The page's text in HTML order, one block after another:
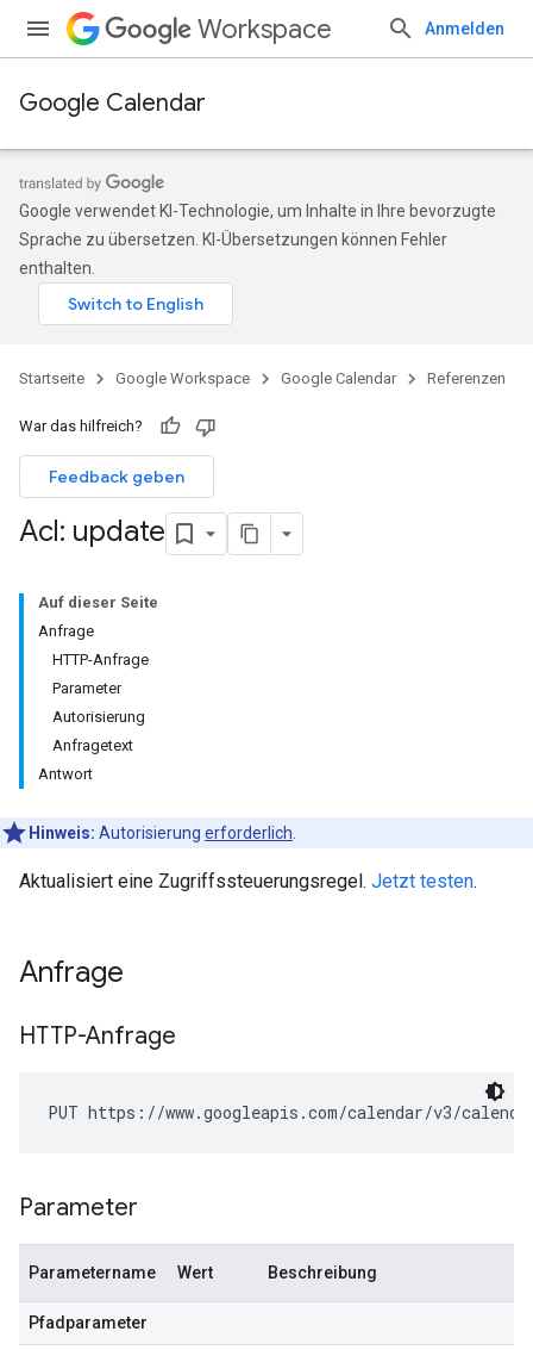
Workspace Anmelden
Google Calendar
Google verwendet KI-Technologie, um Inhalte in Ihre bevorzugte
Sprache zu übersetzen. KI-Übersetzungen können Fehler
enthalten.
Startseite Google Workspace Google Calendar Referenzen
War das hilfreich?
Feedback geben
Acl: update
Auf dieser Seite
Anfrage
HTTP-Anfrage
Parameter
Autorisierung
Anfragetext
Antwort
Hinweis: Autorisierung erforderlich
Aktualisiert eine Zugriffssteuerungsregel. Jetzt testen.
Anfrage
HTTP-Anfrage
PUT https://www.googleapis.com/calendar/v3/
Parameter
Parametername Wert Beschreibung
Pfadparameter